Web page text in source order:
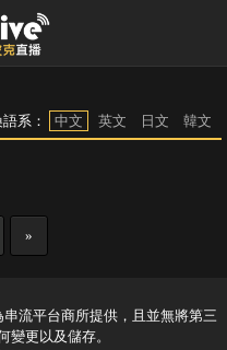
系： 中文 英文 日文 韓文
»
流平台商所提供，且並無將第三
變更以及儲存。